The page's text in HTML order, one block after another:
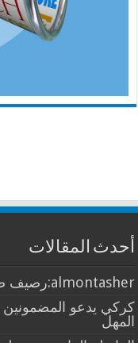
أحدث المقالات
almontasher:رصيف صحافة اليوم الخميس 6 اب 2026
كركي يدعو المضمونين
المهل